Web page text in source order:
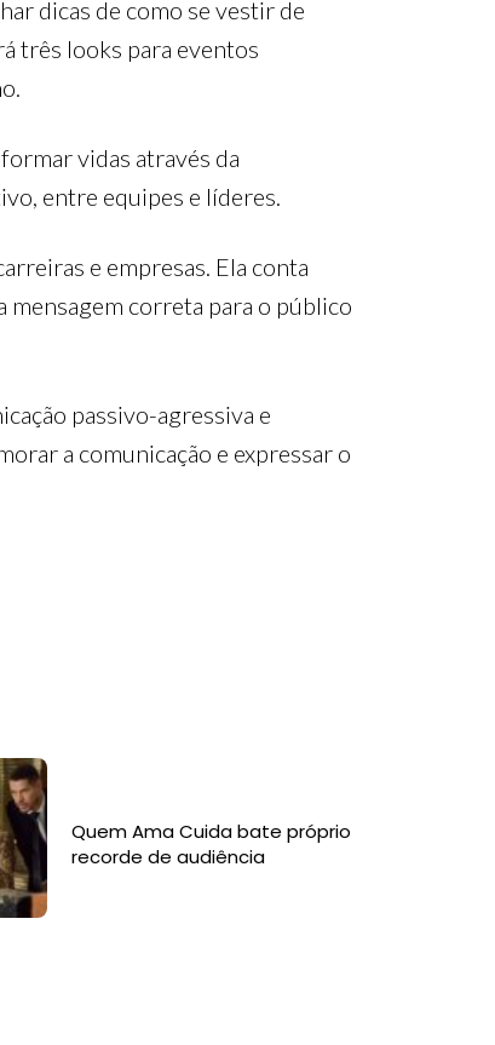
dicas de como se vestir de
três looks para eventos
vidas através da
entre equipes e líderes.
e empresas. Ela conta
mensagem correta para o público
passivo-agressiva e
a comunicação e expressar o
Quem Ama Cuida bate próprio
recorde de audiência